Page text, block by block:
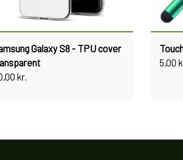
Galaxy S8 - TPU cover
kr.
5,00